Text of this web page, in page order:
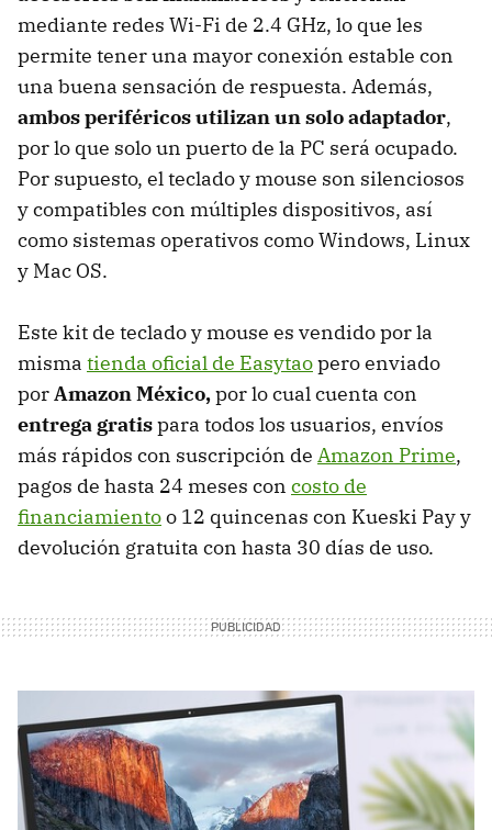
mediante redes Wi-Fi de 2.4 GHz, lo que les
permite tener una mayor conexión estable con
una buena sensación de respuesta. Además,
ambos periféricos utilizan un solo adaptador,
por lo que solo un puerto de la PC será ocupado.
Por supuesto, el teclado y mouse son silenciosos
y compatibles con múltiples dispositivos, así
como sistemas operativos como Windows, Linux
y Mac OS.
Este kit de teclado y mouse es vendido por la
misma tienda oficial de Easytaopero enviado
porAmazon México,por lo cual cuenta con
entrega gratispara todos los usuarios, envíos
más rápidos con suscripción de Amazon Prime,
pagos de hasta 24 meses con costo de
financiamientoo 12 quincenas con Kueski Pay y
devolución gratuita con hasta 30 días de uso.